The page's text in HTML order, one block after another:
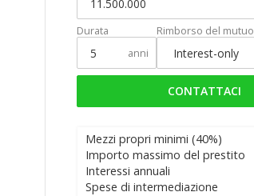
Durata
anni
Rimborso del mutuo
CONTATTACI
Mezzi propri minimi (40%)
Importo massimo del prestito
Interessi annuali
Spese di intermediazione